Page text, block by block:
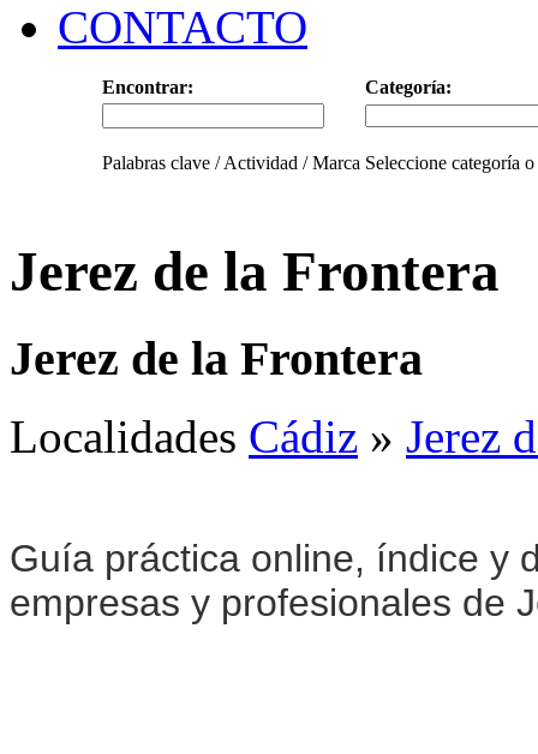
CONTACTO
Encontrar: Categoría:
Palabras clave / Actividad / Marca Seleccione categoría
Jerez de la Frontera
Jerez de la Frontera
Localidades Cádiz » Jerez
Guía práctica online, índice y
empresas y profesionales de